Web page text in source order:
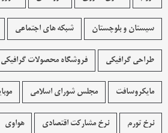
سیستان و بلوچستان شبکه های اجتماعی
طراحی گرافیکی فروشگاه محصولات گرافيکی
مایکروسافت مجلس شورای اسلامی
نرخ تورم نرخ مشارکت اقتصادی هواوی